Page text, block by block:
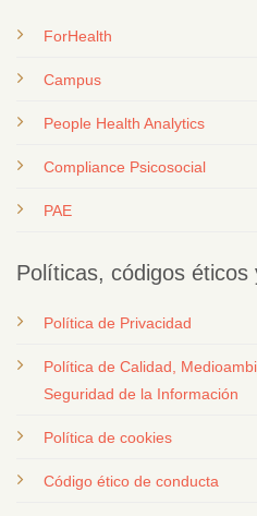
ForHealth
Campus
People Health Analytics
Compliance Psicosocial
PAE
Políticas, códigos éticos
Política de Privacidad
Política de Calidad,
Seguridad de la Información
Política de cookies
Código ético de conducta